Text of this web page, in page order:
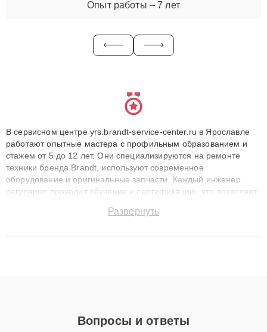
Опыт работы – 7 лет
В сервисном центре yrs.brandt-service-center.ru в Ярославле
работают опытные мастера с профильным образованием и
стажем от 5 до 12 лет. Они специализируются на ремонте
техники бренда Brandt, используют современное
оборудование и оригинальные запчасти. Каждый инженер
регулярно проходит обучение и сертификацию, что позволяет
технику с сохранением гарантии до 3 лет. Наши мастера
Развернуть
Вопросы и ответы